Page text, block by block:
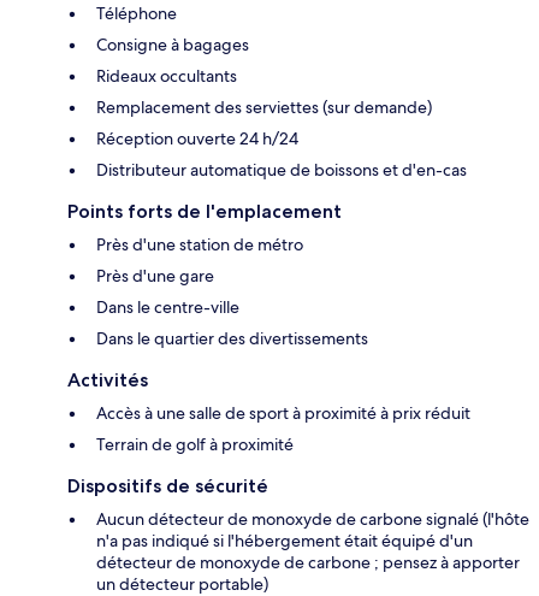
Téléphone
Consigne à bagages
Rideaux occultants
Remplacement des serviettes (sur demande)
Réception ouverte 24 h/24
Distributeur automatique de boissons et d'en-cas
Points forts de l'emplacement
Près d'une station de métro
Près d'une gare
Dans le centre-ville
Dans le quartier des divertissements
Activités
Accès à une salle de sport à proximité à prix réduit
Terrain de golf à proximité
Dispositifs de sécurité
Aucun détecteur de monoxyde de carbone signalé (l'hôte
n'a pas indiqué si l'hébergement était équipé d'un
détecteur de monoxyde de carbone ; pensez à apporter
un détecteur portable)